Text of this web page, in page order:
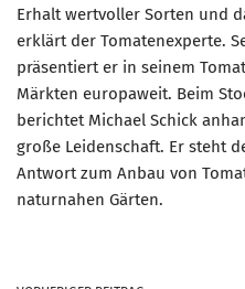
Erhalt wertvoller Sorten und
erklärt der Tomatenexperte.
präsentiert er in seinem
Märkten europaweit. Beim
berichtet Michael Schick
große Leidenschaft. Er steht
Antwort zum Anbau von
naturnahen Gärten.